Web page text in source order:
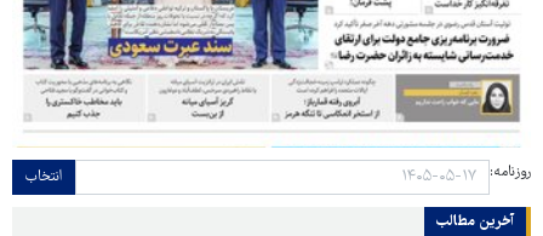
روزنامه: انتخاب
آخرین مطالب